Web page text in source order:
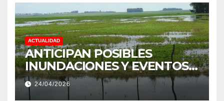
ACTUALIDAD
ANTICIPAN POSIBLES
INUNDACIONES Y EVENTOS
EXTREMOS: “PODRÍA SER UN
NIÑO MUY IMPORTANTE”
24/04/2026